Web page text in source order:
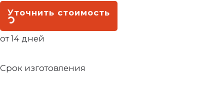
Уточнить стоимость
от 14 дней
Срок изготовления